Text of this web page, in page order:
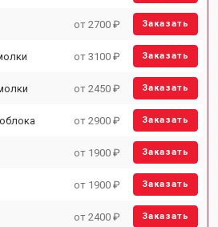
от 2700 ₽ Заказать
от 3100 ₽ Заказать
от 2450 ₽ Заказать
от 2900 ₽ Заказать
от 1900 ₽ Заказать
от 1900 ₽ Заказать
от 2400 ₽ Заказать